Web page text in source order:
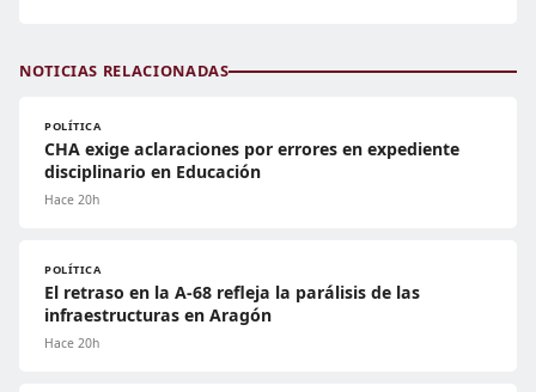
NOTICIAS RELACIONADAS
POLÍTICA
CHA exige aclaraciones por errores en expediente
disciplinario en Educación
Hace 20h
POLÍTICA
El retraso en la A-68 refleja la parálisis de las
infraestructuras en Aragón
Hace 20h